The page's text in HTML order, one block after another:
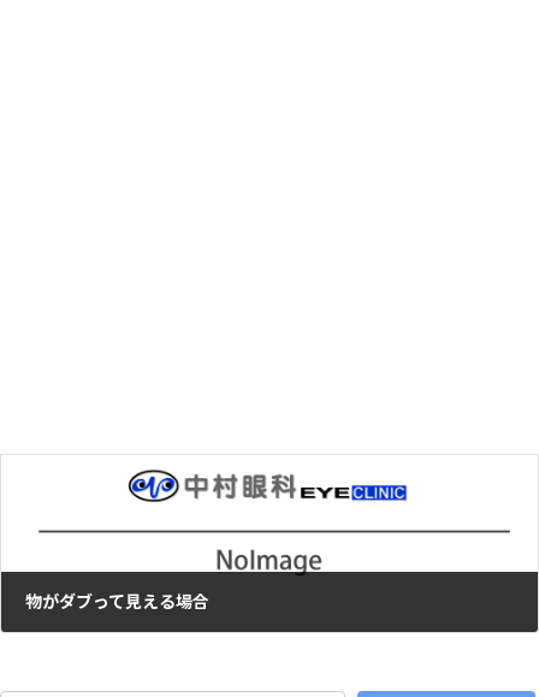
物がダブって見える場合